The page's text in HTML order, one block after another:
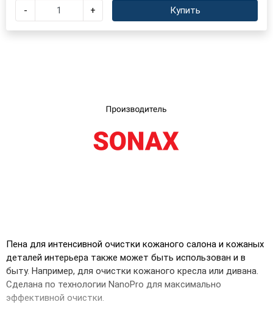
Выберите язык магазина ×
Пена для интенсивной очистки кожаного салона и кожаных
деталей интерьера также может быть использован и в
быту. Например, для очистки кожаного кресла или дивана.
Сделана по технологии NanoPro для максимально
эффективной очистки.
- + Купить